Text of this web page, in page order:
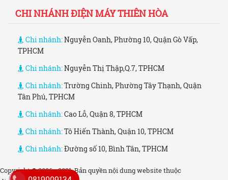
CHI NHÁNH ĐIỆN MÁY THIÊN HÒA
Chi nhánh:Nguyễn Oanh, Phường 10, Quận Gò Vấp,
TPHCM
Chi nhánh:Nguyễn Thị Thập,Q.7, TPHCM
Chi nhánh:Trường Chinh, Phường Tây Thạnh, Quận
Tân Phú, TPHCM
Chi nhánh:Cao Lỗ, Quận 8, TPHCM
Chi nhánh:Tô Hiến Thành, Quận 10, TPHCM
Chi nhánh:Đường số 10, Bình Tân, TPHCM
Copyright © 2006 - 2021. Bản quyền nội dung website thuộc